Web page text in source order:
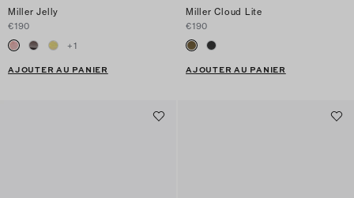
Miller Jelly
€190
+1
AJOUTER AU PANIER
Miller Cloud Lite
€190
AJOUTER AU PANIER